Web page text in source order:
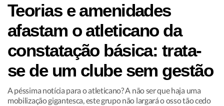
Teorias e amenidades
afastam o atleticano da
constatação básica: trata-
se de um clube sem gestão
A péssima notícia para o atleticano? A não ser que haja uma
mobilização gigantesca, este grupo não largará o osso tão cedo